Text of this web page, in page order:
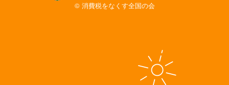
© 消費税をなくす全国の会